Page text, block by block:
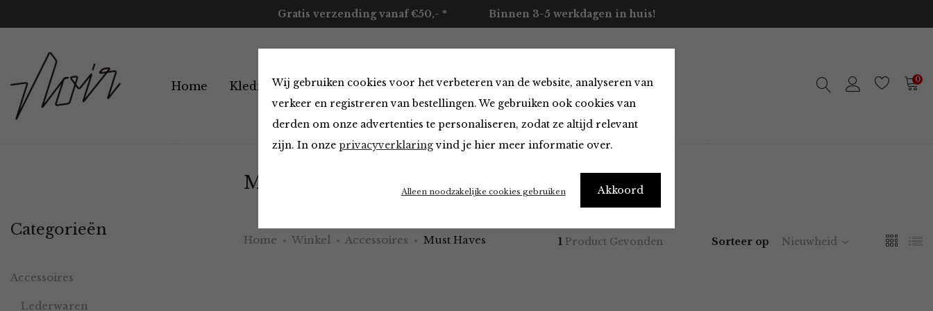
Wij gebruiken cookies voor het verbeteren van de website, analyseren van
verkeer en registreren van bestellingen. We gebruiken ook cookies van
derden om onze advertenties te personaliseren, zodat ze altijd relevant
zijn. In onze privacyverklaringvind je hier meer informatie over.
Akkoord
Alleen noodzakelijke cookies gebruiken
Gratis verzending vanaf €50,- * Binnen 3-5 werkdagen in huis!
Home Kleding Accessoires Merken Over ons Contact 0
Must Haves van O My Bag
Home Winkel Accessoires Must Haves 1 Product Gevonden Sorteer op Nieuwheid
Categorieën
Accessoires
Lederwaren